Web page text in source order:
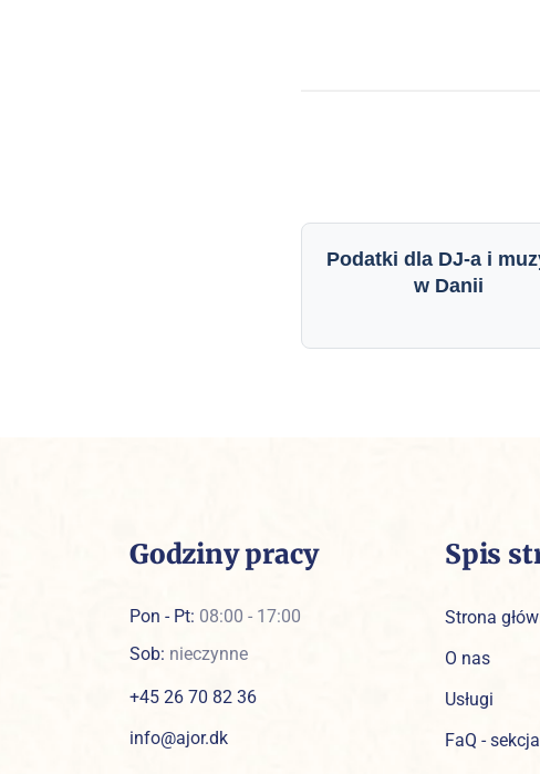
Podatki dla DJ-a i
w Danii
Godziny pracy
Pon - Pt: 08:00 - 17:00
Sob: nieczynne
+45 26 70 82 36
info@ajor.dk
Spis
Strona
O nas
Usługi
FaQ -